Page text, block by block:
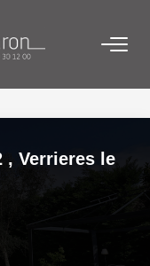
, Verrieres le